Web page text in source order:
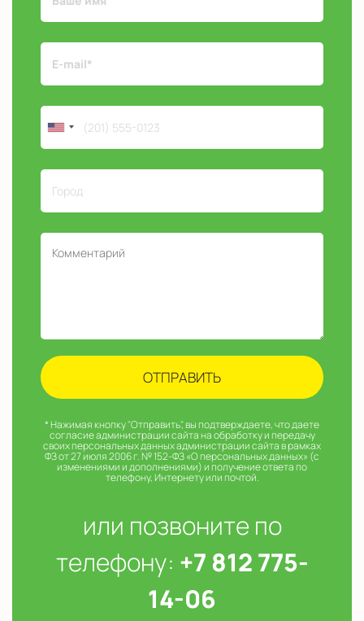
* Нажимая кнопку "Отправить", вы подтверждаете, что даете
согласие администрации сайта на обработку и передачу
своих персональных данных администрации сайта в рамках
ФЗ от 27 июля 2006 г. № 152-ФЗ «О персональных данных» (с
изменениями и дополнениями) и получение ответа по
телефону, Интернету или почтой.
или позвоните по
телефону: +7 812 775-
14-06